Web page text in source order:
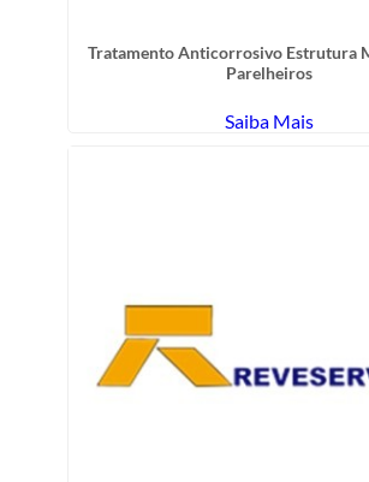
Tratamento Anticorrosivo Estrutura
Parelheiros
Saiba Mais